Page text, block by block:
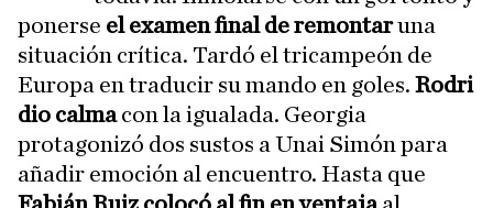
ponerse el examen final de remontaruna
situación crítica. Tardó el tricampeón de
Europa en traducir su mando en goles. Rodri
dio calmacon la igualada. Georgia
protagonizó dos sustos a Unai Simón para
añadir emoción al encuentro. Hasta que